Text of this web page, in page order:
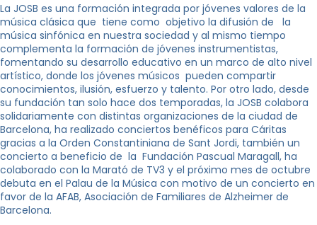
La JOSB es una formación integrada por jóvenes valores de la
música clásica que tiene como objetivo la difusión de la
música sinfónica en nuestra sociedad y al mismo tiempo
complementa la formación de jóvenes instrumentistas,
fomentando su desarrollo educativo en un marco de alto nivel
artístico, donde los jóvenes músicos pueden compartir
conocimientos, ilusión, esfuerzo y talento. Por otro lado, desde
su fundación tan solo hace dos temporadas, la JOSB colabora
solidariamente con distintas organizaciones de la ciudad de
Barcelona, ha realizado conciertos benéficos para Cáritas
gracias a la Orden Constantiniana de Sant Jordi, también un
concierto a beneficio de la Fundación Pascual Maragall, ha
colaborado con la Marató de TV3 y el próximo mes de octubre
debuta en el Palau de la Música con motivo de un concierto en
favor de la AFAB, Asociación de Familiares de Alzheimer de
Barcelona.